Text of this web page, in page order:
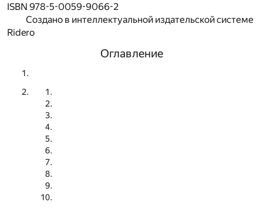
ISBN 978-5-0059-9066-2
Создано в интеллектуальной издательской системе
Ridero
Оглавление